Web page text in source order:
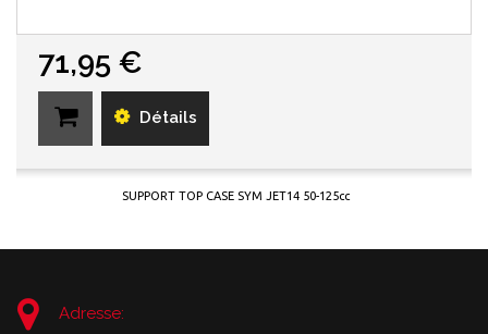
71,95 €
Détails
SUPPORT TOP CASE SYM JET14 50-125cc
Adresse: